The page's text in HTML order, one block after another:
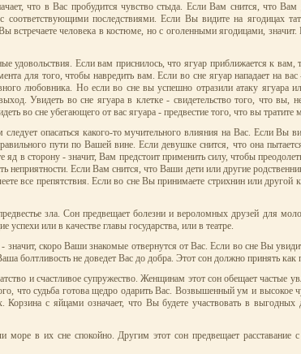
что в Вас пробудится чувство стыда. Если Вам снится, что
с соответствующими последствиями. Если Вы видите на ягодицах
встречаете человека в костюме, но с оголенными ягодицами,
удовольствия. Если вам приснилось, что ягуар приближается к
для того, чтобы навредить вам. Если во сне ягуар нападает на
любовника. Но если во сне вы успешно отразили атаку ягуара
Увидеть во сне ягуара в клетке - свидетельство того, что
во сне убегающего от вас ягуара - предвестие того, что вы тратите
опасаться какого-то мучительного влияния на Вас. Если Вы
пути по Вашей вине. Если девушке снится, что она
в сторону - значит, Вам предстоит применить силу, чтобы
неприятности. Если Вам снится, что Ваши дети или другие
все препятствия. Если во сне Вы принимаете стрихнин или другой
зла. Сон предвещает болезни и вероломных друзей для
или в качестве главы государства, или в театре.
скоро Ваши знакомые отвернутся от Вас. Если во сне Вы
болтливость не доведет Вас до добра. Этот сон должно принять как
и счастливое супружество. Женщинам этот сон обещает частые
что судьба готова щедро одарить Вас. Возвышенный ум и
Корзина с яйцами означает, что Вы будете участвовать в
в их сне спокойно. Другим этот сон предвещает расставание